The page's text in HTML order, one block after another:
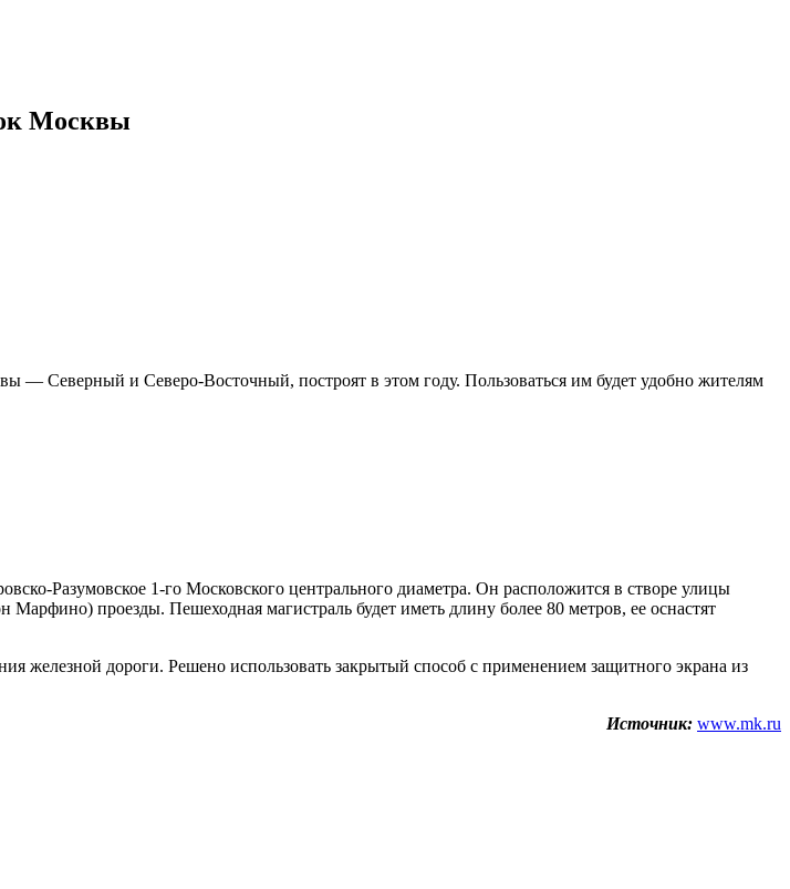
Москвы
— Северный и Северо-Восточный, построят в этом году. Пользоваться им будет удобно жителям
Разумовское 1-го Московского центрального диаметра. Он расположится в створе улицы
проезды. Пешеходная магистраль будет иметь длину более 80 метров, ее оснастят
железной дороги. Решено использовать закрытый способ с применением защитного экрана из
Источник: www.mk.ru